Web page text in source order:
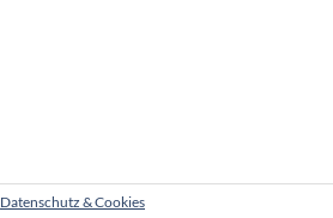
Datenschutz & Cookies